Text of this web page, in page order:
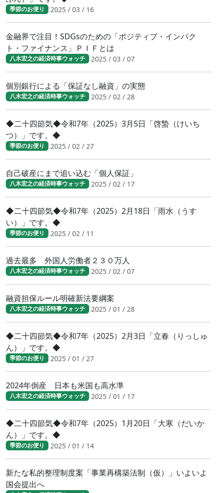
季節のお便り 2025 / 03 / 16
金融界で注目！SDGsのための「ポジティブ・インパク
ト・ファイナンス」ＰＩＦとは
八木宏之の経済時事ウォッチ 2025 / 03 / 07
個別銀行による「保証なし融資」の実態
八木宏之の経済時事ウォッチ 2025 / 02 / 28
◆二十四節気◆令和7年（2025）3月5日「啓蟄（けいち
つ）」です。◆
季節のお便り 2025 / 02 / 27
自己破産にまで追い込む「個人保証」
八木宏之の経済時事ウォッチ 2025 / 02 / 17
◆二十四節気◆令和7年（2025）2月18日「雨水（うす
い）」です。◆
季節のお便り 2025 / 02 / 11
過去最多 外国人労働者２３０万人
八木宏之の経済時事ウォッチ 2025 / 02 / 07
融資担保ルール明確新法要綱案
八木宏之の経済時事ウォッチ 2025 / 01 / 28
◆二十四節気◆令和7年（2025）2月3日「立春（りっしゅ
ん）」です。◆
季節のお便り 2025 / 01 / 27
2024年倒産 日本も米国も高水準
八木宏之の経済時事ウォッチ 2025 / 01 / 17
◆二十四節気◆令和7年（2025）1月20日「大寒（だいか
ん）」です。◆
季節のお便り 2025 / 01 / 14
新たな私的整理制度案「事業再構築法制（仮）」いよいよ
国会提出へ